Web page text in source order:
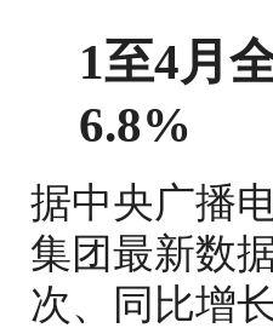
1至4月
6.8%
据中央广播
集团最新数
次、同比增